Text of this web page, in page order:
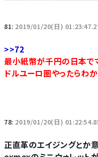
81: 2019/01/20(日)
>>72
最小紙幣が千円の日本で
ドルユーロ圏やったらわ
78: 2019/01/20(日)
正直革のエイジングとか